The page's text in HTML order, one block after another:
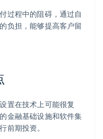
过程中的阻碍，通过自
负担，能够提高客户留
置在技术上可能很复
金融基础设施和软件集
前期投资。